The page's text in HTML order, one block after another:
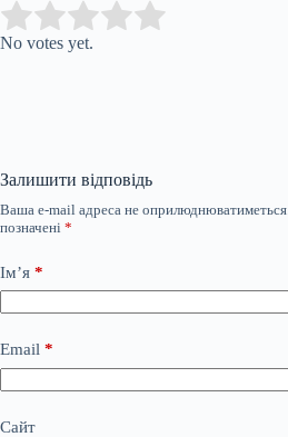
Rate this item:
No votes yet.
Залишити відповідь
Ваша e-mail адреса не оприлюднюватиметься.
позначені *
Ім’я *
Email *
Сайт